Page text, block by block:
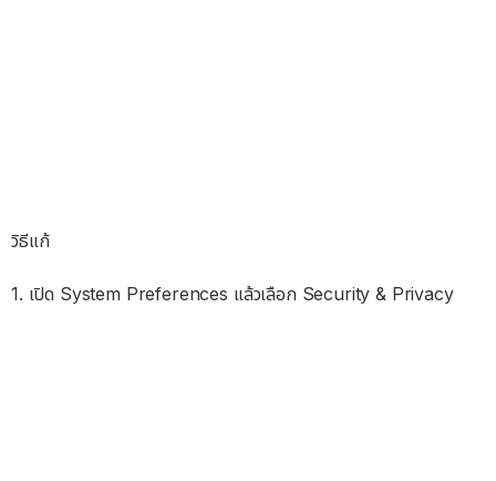
วิธีแก้
1. เปิด System Preferences แล้วเลือก Security & Privacy